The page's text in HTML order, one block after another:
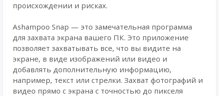
происхождении и рисках.
Ashampoo Snap — это замечательная программа
для захвата экрана вашего ПК. Это приложение
позволяет захватывать все, что вы видите на
экране, в виде изображений или видео и
добавлять дополнительную информацию,
например, текст или стрелки. Захват фотографий и
видео прямо с экрана с точностью до пикселя